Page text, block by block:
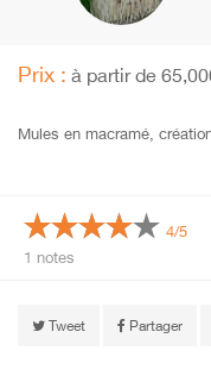
Prix : à partir de
Mules en macramé,
4/5
1 notes
Tweet Partager